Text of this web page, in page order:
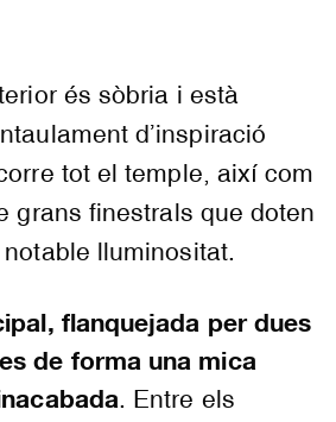
és sòbria i està
d’inspiració
tot el temple, així com
grans finestrals que doten
lluminositat.
flanquejada per dues
de forma una mica
. Entre els